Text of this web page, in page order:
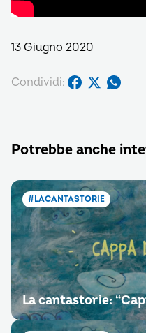
13 Giugno 2020
Condividi:
Potrebbe anche
#LACANTASTORIE
La cantastorie: